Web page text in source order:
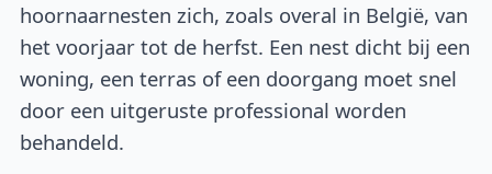
hoornaarnesten zich, zoals overal in België, van
het voorjaar tot de herfst. Een nest dicht bij een
woning, een terras of een doorgang moet snel
door een uitgeruste professional worden
behandeld.